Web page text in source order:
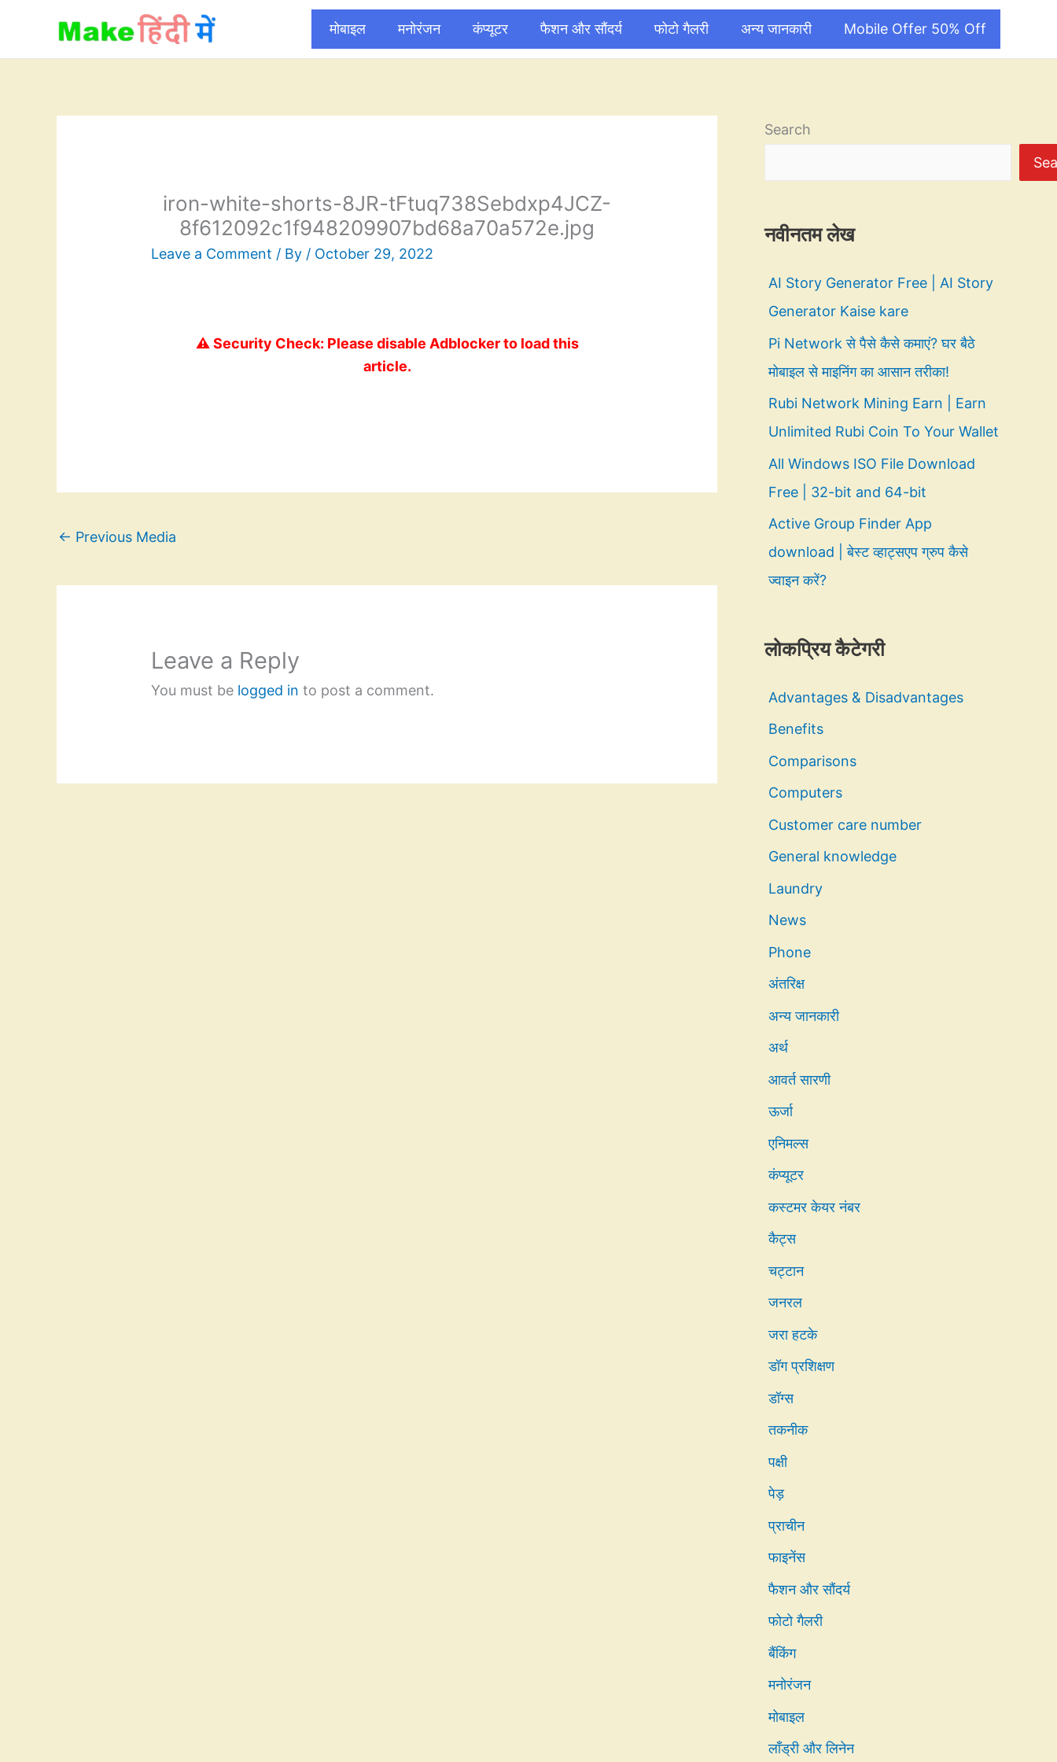
content
मोबाइल मनोरंजन कंप्यूटर फैशन और सौंदर्य फोटो गैलरी अन्य जानकारी Mobile Offer 50% Off
iron-white-shorts-8JR-tFtuq738Sebdxp4JCZ-
8f612092c1f948209907bd68a70a572e.jpg
Leave a Comment / By / October 29, 2022
⚠️ Security Check: Please disable Adblocker to load this
article.
← Previous Media
Leave a Reply
You must be logged in to post a comment.
Search
नवीनतम लेख
AI Story Generator Free | AI Story
Generator Kaise kare
Pi Network से पैसे कैसे कमाएं? घर बैठे
मोबाइल से माइनिंग का आसान तरीका!
Rubi Network Mining Earn | Earn
Unlimited Rubi Coin To Your Wallet
All Windows ISO File Download
Free | 32-bit and 64-bit
Active Group Finder App
download | बेस्ट व्हाट्सएप ग्रुप कैसे
ज्वाइन करें?
लोकप्रिय कैटेगरी
Advantages & Disadvantages
Benefits
Comparisons
Computers
Customer care number
General knowledge
Laundry
News
Phone
अंतरिक्ष
अन्य जानकारी
अर्थ
आवर्त सारणी
ऊर्जा
एनिमल्स
कंप्यूटर
कस्टमर केयर नंबर
कैट्स
चट्टान
जनरल
जरा हटके
डॉग प्रशिक्षण
डॉग्स
तकनीक
पक्षी
पेड़
प्राचीन
फाइनेंस
फैशन और सौंदर्य
फोटो गैलरी
बैंकिंग
मनोरंजन
मोबाइल
लाँड्री और लिनेन